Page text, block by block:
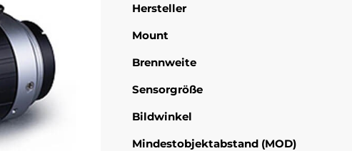
Hersteller
Mount
Brennweite
Sensorgröße
Bildwinkel
Mindestobjektabstand (MOD)